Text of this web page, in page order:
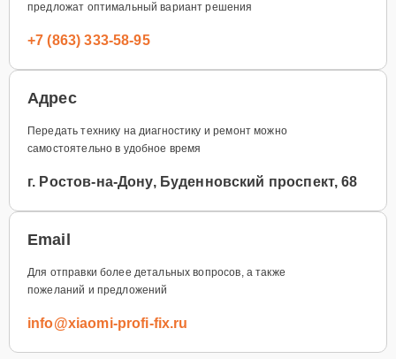
предложат оптимальный вариант решения
+7 (863) 333-58-95
Адрес
Передать технику на диагностику и ремонт можно
самостоятельно в удобное время
г. Ростов-на-Дону, Буденновский проспект, 68
Email
Для отправки более детальных вопросов, а также
пожеланий и предложений
info@xiaomi-profi-fix.ru